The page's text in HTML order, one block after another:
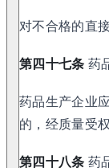
对不合格的直
第四十七条 药
药品生产企业
的，经质量受
第四十八条 药